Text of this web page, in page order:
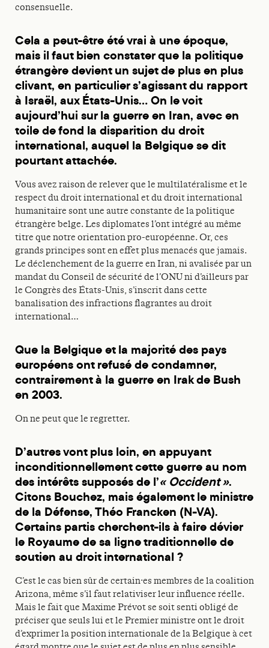
consensuelle.
Cela a peut-être été vrai à une époque,
mais il faut bien constater que la politique
étrangère devient un sujet de plus en plus
clivant, en particulier s’agissant du rapport
à Israël, aux États-Unis… On le voit
aujourd’hui sur la guerre en Iran, avec en
toile de fond la disparition du droit
international, auquel la Belgique se dit
pourtant attachée.
Vous avez raison de relever que le multilatéralisme et le
respect du droit international et du droit international
humanitaire sont une autre constante de la politique
étrangère belge. Les diplomates l’ont intégré au même
titre que notre orientation pro-européenne. Or, ces
grands principes sont en effet plus menacés que jamais.
Le déclenchement de la guerre en Iran, ni avalisée par un
mandat du Conseil de sécurité de l’ONU ni d’ailleurs par
le Congrès des États-Unis, s’inscrit dans cette
banalisation des infractions flagrantes au droit
international…
Que la Belgique et la majorité des pays
européens ont refusé de condamner,
contrairement à la guerre en Irak de Bush
en 2003.
On ne peut que le regretter.
D’autres vont plus loin, en appuyant
inconditionnellement cette guerre au nom
des intérêts supposés de l’« Occident ».
Citons Bouchez, mais également le ministre
de la Défense, Théo Francken (N-VA).
Certains partis cherchent-ils à faire dévier
le Royaume de sa ligne traditionnelle de
soutien au droit international ?
C’est le cas bien sûr de certain·es membres de la coalition
Arizona, même s’il faut relativiser leur influence réelle.
Mais le fait que Maxime Prévot se soit senti obligé de
préciser que seuls lui et le Premier ministre ont le droit
d’exprimer la position internationale de la Belgique à cet